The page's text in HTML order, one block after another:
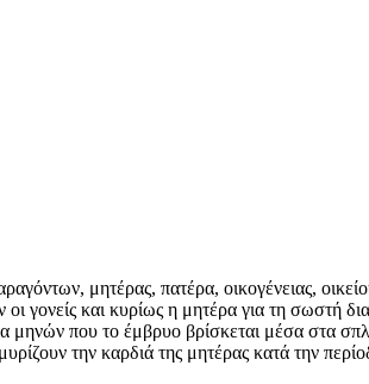
μητέρας, πατέρα, οικογένειας,
γονείς και κυρίως η μητέρα για τη σωστή
που το έμβρυο βρίσκεται μέσα στα
την καρδιά της μητέρας κατά την